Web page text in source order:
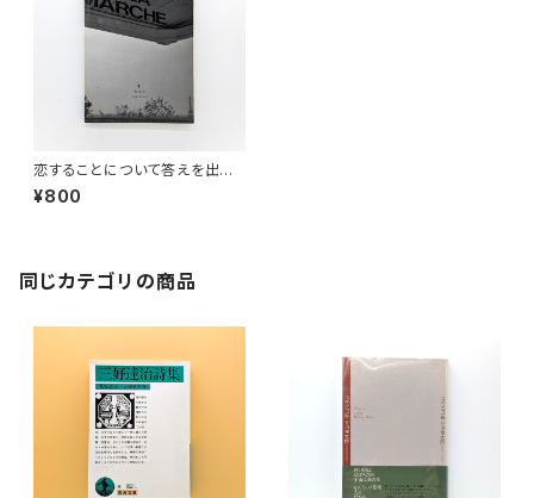
恋することについて答えを出そ
う
¥800
同じカテゴリの商品